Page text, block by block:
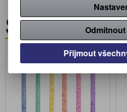
Související
Přijmout